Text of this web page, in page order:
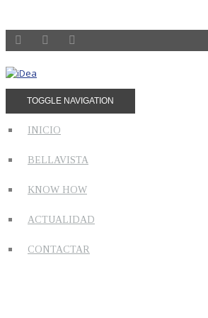
TOGGLE NAVIGATION
INICIO
BELLAVISTA
KNOW HOW
ACTUALIDAD
CONTACTAR